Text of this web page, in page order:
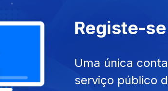
Pedro Pinto
judoca Patrícia Sampaio, em Tomar, perante
ser surpreendida.
Registe-
Uma única
serviço público